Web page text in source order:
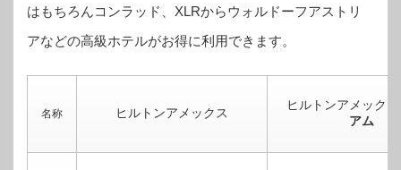
はもちろんコンラッド、XLRからウォルドーフアストリ
アなどの高級ホテルがお得に利用できます。
名称 ヒルトンアメックス
ヒルトンアメックス
アム